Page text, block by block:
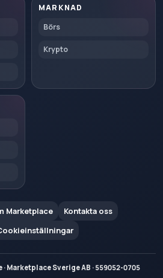
MARKNAD
Börs
Krypto
Marketplace
Kontakta oss
Marketplace Sverige AB · 559052-0705